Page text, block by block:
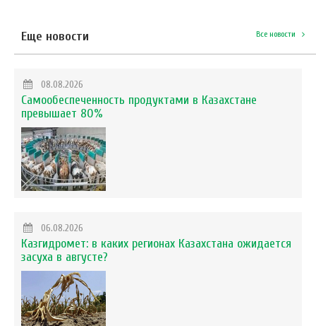
Еще новости Все новости
08.08.2026
Самообеспеченность продуктами в Казахстане
превышает 80%
06.08.2026
Казгидромет: в каких регионах Казахстана ожидается
засуха в августе?